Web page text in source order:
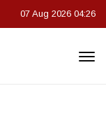
07 Aug 2026 04:26